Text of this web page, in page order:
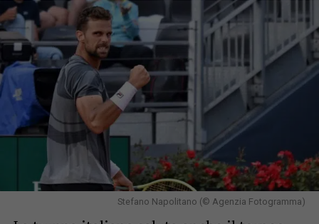
Stefano Napolitano (© Agenzia Fotogramma)